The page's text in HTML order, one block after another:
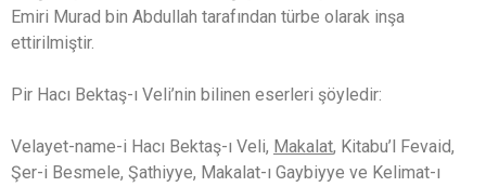
Emiri Murad bin Abdullah tarafından türbe olarak inşa
ettirilmiştir.
Pir Hacı Bektaş-ı Veli’nin bilinen eserleri şöyledir:
Velayet-name-i Hacı Bektaş-ı Veli, Makalat, Kitabu’l Fevaid,
Şer-i Besmele, Şathiyye, Makalat-ı Gaybiyye ve Kelimat-ı